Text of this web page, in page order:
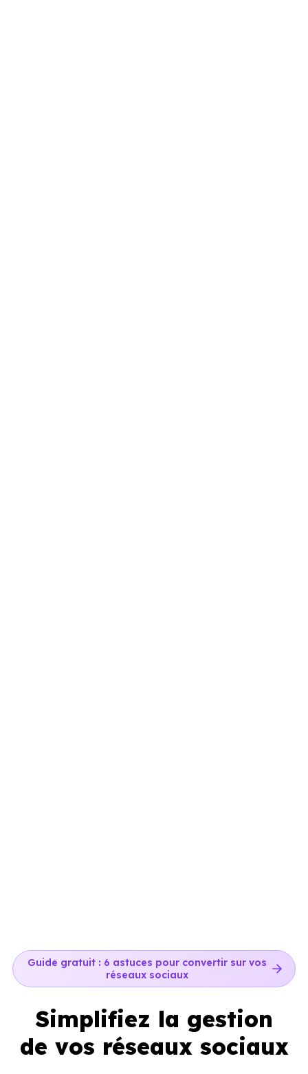
Guide gratuit : 6 astuces pour convertir sur vos
réseaux sociaux
Simplifiez la gestion
de vos réseaux sociaux